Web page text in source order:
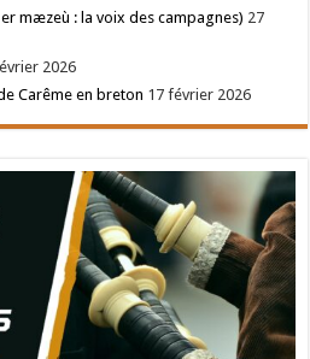
mæzeù : la voix des campagnes) 27
2026
Carême en breton 17 février 2026